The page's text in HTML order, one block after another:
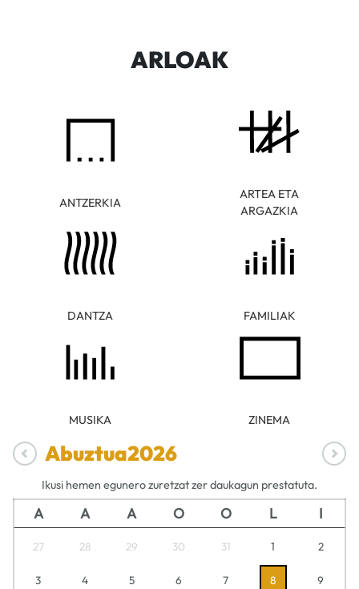
ARLOAK
ANTZERKIA
ARTEA ETA
ARGAZKIA
DANTZA FAMILIAK
MUSIKA ZINEMA
Abuztua2026
Ikusi hemen egunero zuretzat zer daukagun prestatuta.
A A A O O L I
27 28 29 30 31 1 2
3 4 5 6 7 8 9